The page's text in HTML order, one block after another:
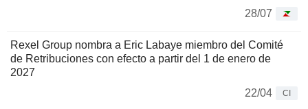
28/07
Rexel Group nombra a Eric Labaye miembro del Comité
de Retribuciones con efecto a partir del 1 de enero de
2027
22/04
CI